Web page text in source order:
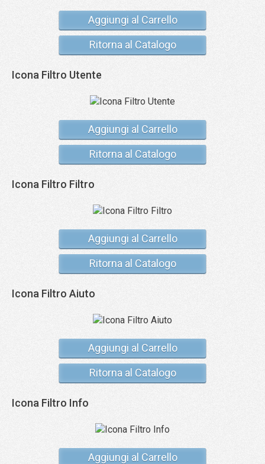
Aggiungi al Carrello
Ritorna al Catalogo
Icona Filtro Utente
Aggiungi al Carrello
Ritorna al Catalogo
Icona Filtro Filtro
Aggiungi al Carrello
Ritorna al Catalogo
Icona Filtro Aiuto
Aggiungi al Carrello
Ritorna al Catalogo
Icona Filtro Info
Aggiungi al Carrello